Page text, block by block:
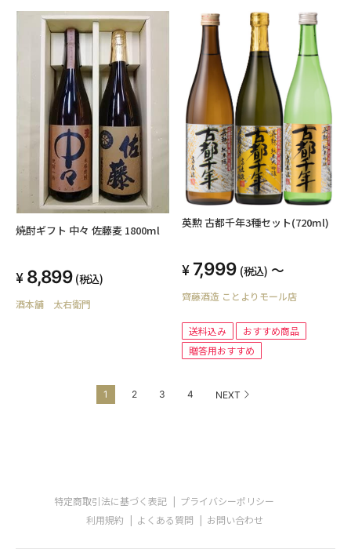
焼酎ギフト 中々 佐藤麦 1800ml
8,899 (税込)
酒本舗 太右衛門
英勲 古都千年3種セット(720ml)
7,999 (税込) ～
齊藤酒造 ことよりモール店
送料込み
おすすめ商品
贈答用おすすめ
1 2 3 4 NEXT
特定商取引法に基づく表記
プライバシーポリシー
利用規約
よくある質問 お問い合わせ